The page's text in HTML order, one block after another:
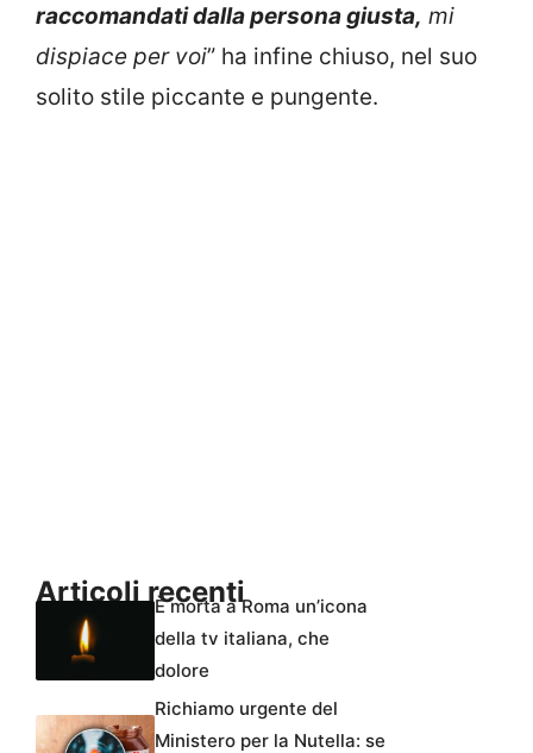
raccomandati dalla persona giusta, mi
dispiace per voi” ha infine chiuso, nel suo
solito stile piccante e pungente.
Articoli recentiÈ morta a Roma un’icona
della tv italiana, che
dolore
Richiamo urgente del
Ministero per la Nutella: se